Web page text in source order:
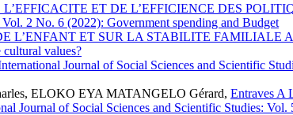
ET DE L’EFFICIENCE DES
2 No. 6 (2022): Government spending and Budget
L’ENFANT ET SUR LA STABILITE FAMILIALE
values?
Journal of Social Sciences and Scientific
ELOKO EYA MATANGELO Gérard, Entraves A
Journal of Social Sciences and Scientific Studies: